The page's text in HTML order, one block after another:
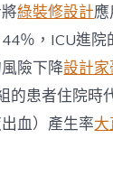
綠裝修設計
％，ICU進院
險下降設計
的患者住院時
血）產生率